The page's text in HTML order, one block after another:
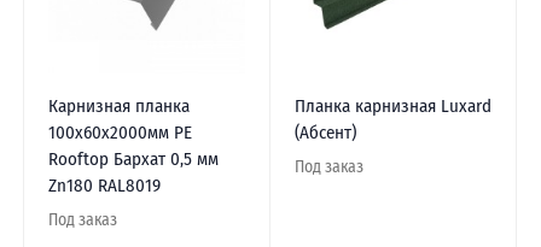
Карнизная планка
100х60х2000мм PE
Rooftop Бархат 0,5 мм
Zn180 RAL8019
Под заказ
Планка карнизная Luxard
(Абсент)
Под заказ